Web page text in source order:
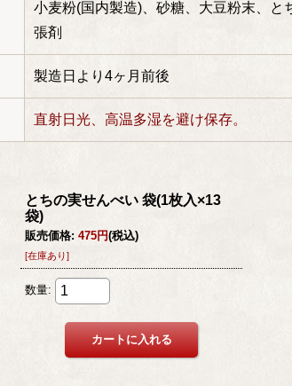
小麦粉(国内製造)、砂糖、大豆粉末、と
張剤
製造日より4ヶ月前後
直射日光、高温多湿を避け保存。